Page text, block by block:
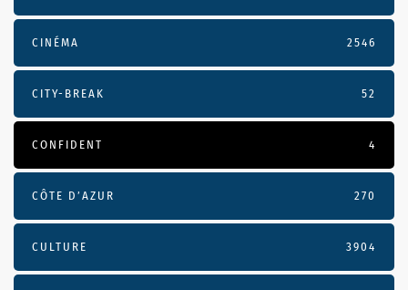
CINÉMA 2546
CITY-BREAK 52
CONFIDENT 4
CÔTE D’AZUR 270
CULTURE 3904